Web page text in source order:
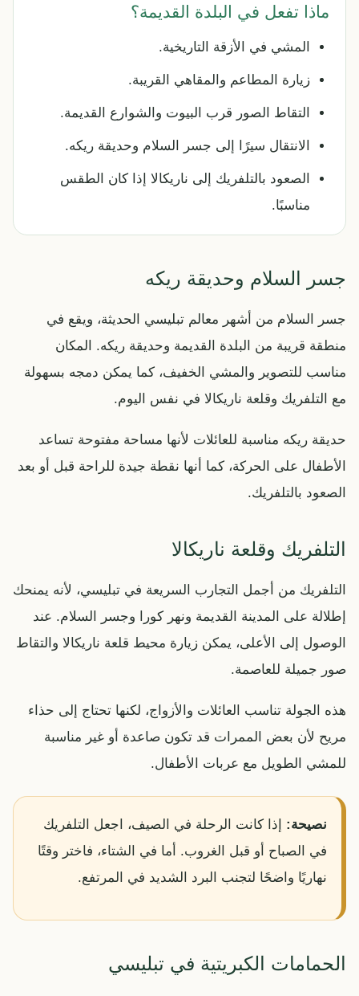
ماذا تفعل في البلدة القديمة؟
المشي في الأزقة التاريخية.
زيارة المطاعم والمقاهي القريبة.
التقاط الصور قرب البيوت والشوارع القديمة.
الانتقال سيرًا إلى جسر السلام وحديقة ريكه.
الصعود بالتلفريك إلى ناريكالا إذا كان الطقس
مناسبًا.
جسر السلام وحديقة ريكه
جسر السلام من أشهر معالم تبليسي الحديثة، ويقع في
منطقة قريبة من البلدة القديمة وحديقة ريكه. المكان
مناسب للتصوير والمشي الخفيف، كما يمكن دمجه بسهولة
مع التلفريك وقلعة ناريكالا في نفس اليوم.
حديقة ريكه مناسبة للعائلات لأنها مساحة مفتوحة تساعد
الأطفال على الحركة، كما أنها نقطة جيدة للراحة قبل أو بعد
الصعود بالتلفريك.
التلفريك وقلعة ناريكالا
التلفريك من أجمل التجارب السريعة في تبليسي، لأنه يمنحك
إطلالة على المدينة القديمة ونهر كورا وجسر السلام. عند
الوصول إلى الأعلى، يمكن زيارة محيط قلعة ناريكالا والتقاط
صور جميلة للعاصمة.
هذه الجولة تناسب العائلات والأزواج، لكنها تحتاج إلى حذاء
مريح لأن بعض الممرات قد تكون صاعدة أو غير مناسبة
للمشي الطويل مع عربات الأطفال.
نصيحة: إذا كانت الرحلة في الصيف، اجعل التلفريك
في الصباح أو قبل الغروب. أما في الشتاء، فاختر وقتًا
نهاريًا واضحًا لتجنب البرد الشديد في المرتفع.
الحمامات الكبريتية في تبليسي